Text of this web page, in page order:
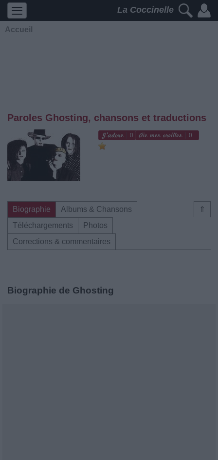
La Coccinelle
Accueil
Paroles Ghosting, chansons et traductions
0 0
⇑
Biographie
Albums & Chansons
Téléchargements
Photos
Corrections & commentaires
Biographie de Ghosting